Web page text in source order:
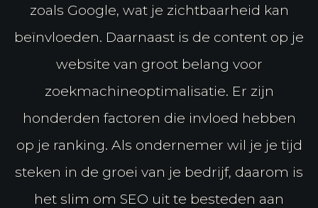
zoals Google, wat je zichtbaarheid kan
beïnvloeden. Daarnaast is de content op je
website van groot belang voor
zoekmachineoptimalisatie. Er zijn
honderden factoren die invloed hebben
op je ranking. Als ondernemer wil je je tijd
steken in de groei van je bedrijf, daarom is
het slim om SEO uit te besteden aan